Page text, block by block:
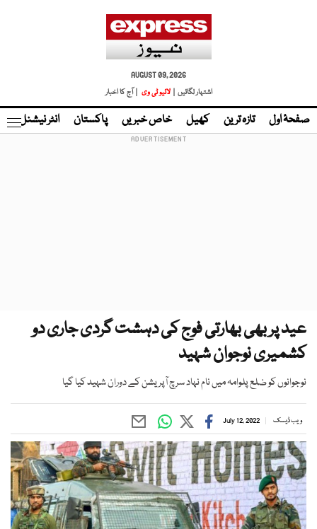
AUGUST 09, 2026
اشتہار لگائیں |
لائیو ٹی وی | آج کا اخبار
صفحۂ اول تازہ ترین کھیل خاص خبریں پاکستان انٹر نیشنل
عید پر بھی بھارتی فوج کی دہشت گردی جاری دو
کشمیری نوجوان شہید
نوجوانوں کو ضلع پلوامہ میں نام نہاد سرچ آپریشن کے دوران شہید کیا گیا
ویب ڈیسک July 12, 2022